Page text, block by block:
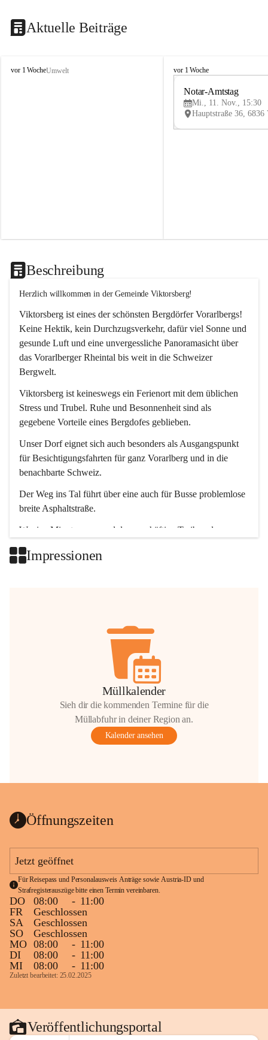
Aktuelle Beiträge
V
vor 1 WocheUmwelt
V
vor 1 Woche
Notar-Amtstag
Mi., 11. Nov., 15:30
Beschreibung
Herzlich willkommen in der Gemeinde Viktorsberg!
Viktorsberg ist eines der schönsten Bergdörfer Vorarlbergs!
Keine Hektik, kein Durchzugsverkehr, dafür viel Sonne und
gesunde Luft und eine unvergessliche Panoramasicht über
das Vorarlberger Rheintal bis weit in die Schweizer
Bergwelt.
Viktorsberg ist keineswegs ein Ferienort mit dem üblichen
Stress und Trubel. Ruhe und Besonnenheit sind als
gegebene Vorteile eines Bergdofes geblieben.
Unser Dorf eignet sich auch besonders als Ausgangspunkt
für Besichtigungsfahrten für ganz Vorarlberg und in die
benachbarte Schweiz.
Der Weg ins Tal führt über eine auch für Busse problemlose
breite Asphaltstraße.
Wenige Minuten nur, und das geschäftige Treiben der
Impressionen
Müllkalender
Sieh dir die kommenden Termine für die
Müllabfuhr in deiner Region an.
Kalender ansehen
Öffnungszeiten
Jetzt geöffnet
Für Reisepass und Personalausweis Anträge sowie Austria-ID und
Strafregisterauszüge bitte einen Termin vereinbaren.
DO 08:00 - 11:00
FR
Geschlossen
SA
Geschlossen
SO
Geschlossen
MO 08:00 - 11:00
DI
08:00 - 11:00
MI
08:00 - 11:00
Zuletzt bearbeitet: 25.02.2025
Veröffentlichungsportal